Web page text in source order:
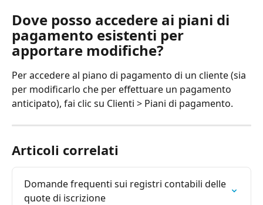
Dove posso accedere ai piani di
pagamento esistenti per
apportare modifiche?
Per accedere al piano di pagamento di un cliente (sia
per modificarlo che per effettuare un pagamento
anticipato), fai clic su Clienti > Piani di pagamento.
Articoli correlati
Domande frequenti sui registri contabili delle
quote di iscrizione